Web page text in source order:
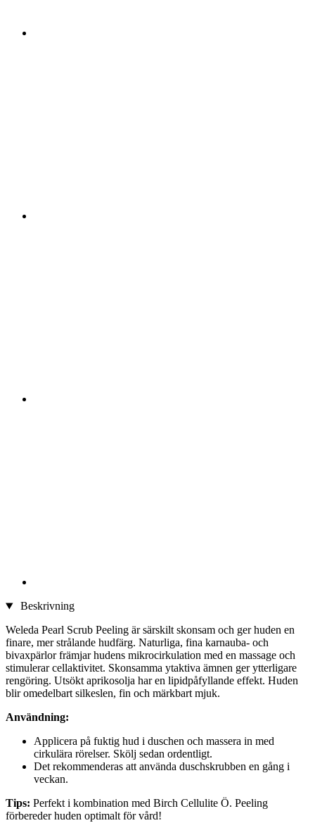
Beskrivning
Weleda Pearl Scrub Peeling är särskilt skonsam och ger huden en
finare, mer strålande hudfärg. Naturliga, fina karnauba- och
bivaxpärlor främjar hudens mikrocirkulation med en massage och
stimulerar cellaktivitet. Skonsamma ytaktiva ämnen ger ytterligare
rengöring. Utsökt aprikosolja har en lipidpåfyllande effekt. Huden
blir omedelbart silkeslen, fin och märkbart mjuk.
Användning:
Applicera på fuktig hud i duschen och massera in med
cirkulära rörelser. Skölj sedan ordentligt.
Det rekommenderas att använda duschskrubben en gång i
veckan.
Tips: Perfekt i kombination med Birch Cellulite Ö. Peeling
förbereder huden optimalt för vård!